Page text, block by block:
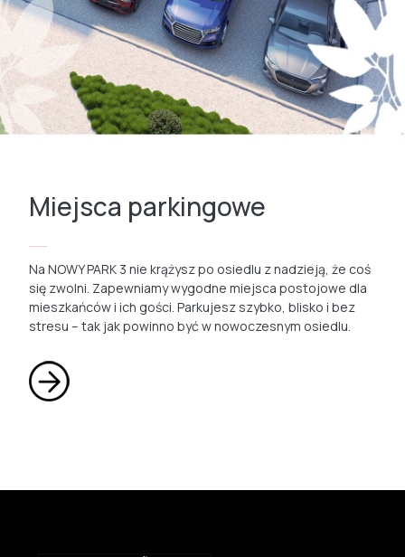
Miejsca parkingowe
Na NOWY PARK 3 nie krążysz po osiedlu z nadzieją, że coś
się zwolni. Zapewniamy wygodne miejsca postojowe dla
mieszkańców i ich gości. Parkujesz szybko, blisko i bez
stresu – tak jak powinno być w nowoczesnym osiedlu.